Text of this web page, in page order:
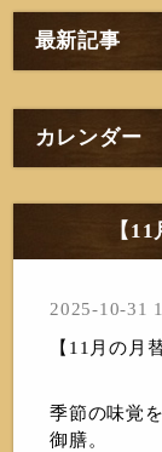
最新記事
カレンダー
【
2025-10-31
【11月の月
季節の味覚
御膳。